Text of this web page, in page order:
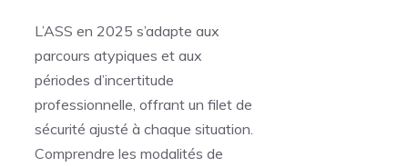
L’ASS en 2025 s’adapte aux
parcours atypiques et aux
périodes d’incertitude
professionnelle, offrant un filet de
sécurité ajusté à chaque situation.
Comprendre les modalités de